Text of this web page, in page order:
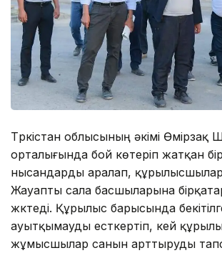
Түркістан облысының әкімі Өмірзақ
орталығында бой көтеріп жатқан
нысандарды аралап,
Жауапты сала басшыларына
жүктеді. Құрылыс барысында
ауытқымауды есткертіп, кей
жұмысшылар санын арттыруды